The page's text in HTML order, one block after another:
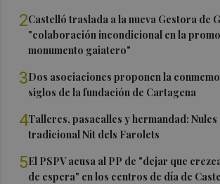
2Castelló traslada a la nueva Gestora de
"colaboración incondicional en la
monumento gaiatero"
3Dos asociaciones proponen la
siglos de la fundación de Cartagena
4Talleres, pasacalles y hermandad:
tradicional Nit dels Farolets
5El PSPV acusa al PP de "dejar que
de espera" en los centros de día de